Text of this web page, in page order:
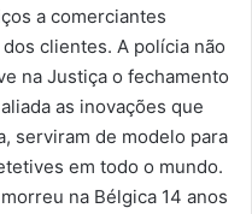
a comerciantes
clientes. A polícia não
na Justiça o fechamento
as inovações que
serviram de modelo para
em todo o mundo.
na Bélgica 14 anos